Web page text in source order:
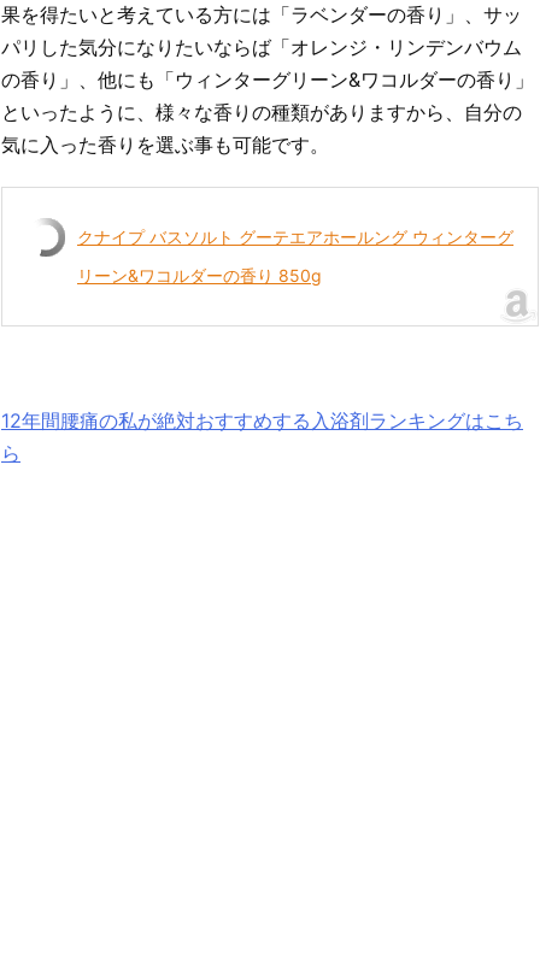
果を得たいと考えている方には「ラベンダーの香り」、サッ
パリした気分になりたいならば「オレンジ・リンデンバウム
の香り」、他にも「ウィンターグリーン&ワコルダーの香り」
といったように、様々な香りの種類がありますから、自分の
気に入った香りを選ぶ事も可能です。
クナイプ バスソルト グーテエアホールング ウィンターグ
リーン&ワコルダーの香り 850g
12年間腰痛の私が絶対おすすめする入浴剤ランキングはこち
ら